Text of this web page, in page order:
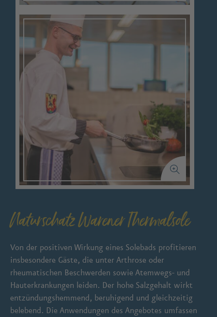
Naturschatz Warener Thermalsole
Von der positiven Wirkung eines Solebads profitieren
insbesondere Gäste, die unter Arthrose oder
rheumatischen Beschwerden sowie Atemwegs- und
Hauterkrankungen leiden. Der hohe Salzgehalt wirkt
entzündungshemmend, beruhigend und gleichzeitig
belebend. Die Anwendungen des Angebotes umfassen